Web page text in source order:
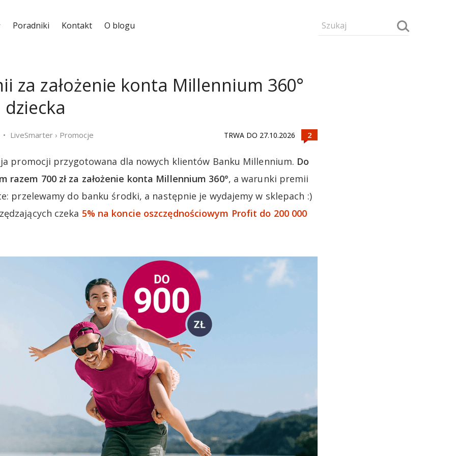
Poradniki Kontakt O blogu
za założenie konta Millennium 360°
dziecka
LiveSmarter › Promocje TRWA DO 27.10.2026
promocji przygotowana dla nowych klientów Banku Millennium. Do
razem 700 zł za założenie konta Millennium 360°, a warunki premii
przelewamy do banku środki, a następnie je wydajemy w sklepach :)
czeka 5% na koncie oszczędnościowym Profit do 200 000